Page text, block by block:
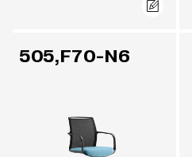
505,F70-N6